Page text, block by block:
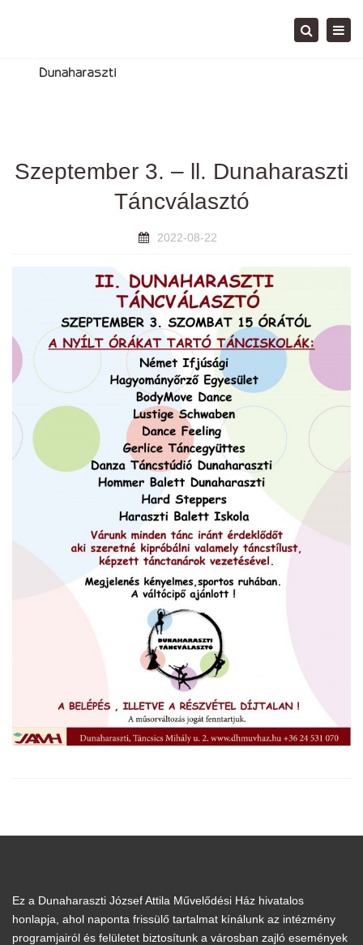
Search
Szeptember 3. – ll. Dunaharaszti
Táncválasztó
2022-08-22
Ez a Dunaharaszti József Attila Művelődési Ház hivatalos
honlapja, ahol naponta frissülő tartalmat kínálunk az intézmény
programjairól és felületet biztosítunk a városban zajló események